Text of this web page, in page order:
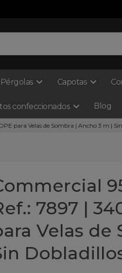
Pérgolas Capotas
confeccionados Blog
para Velas de Sombra | Ancho 3 m |
7897 |
Velas de